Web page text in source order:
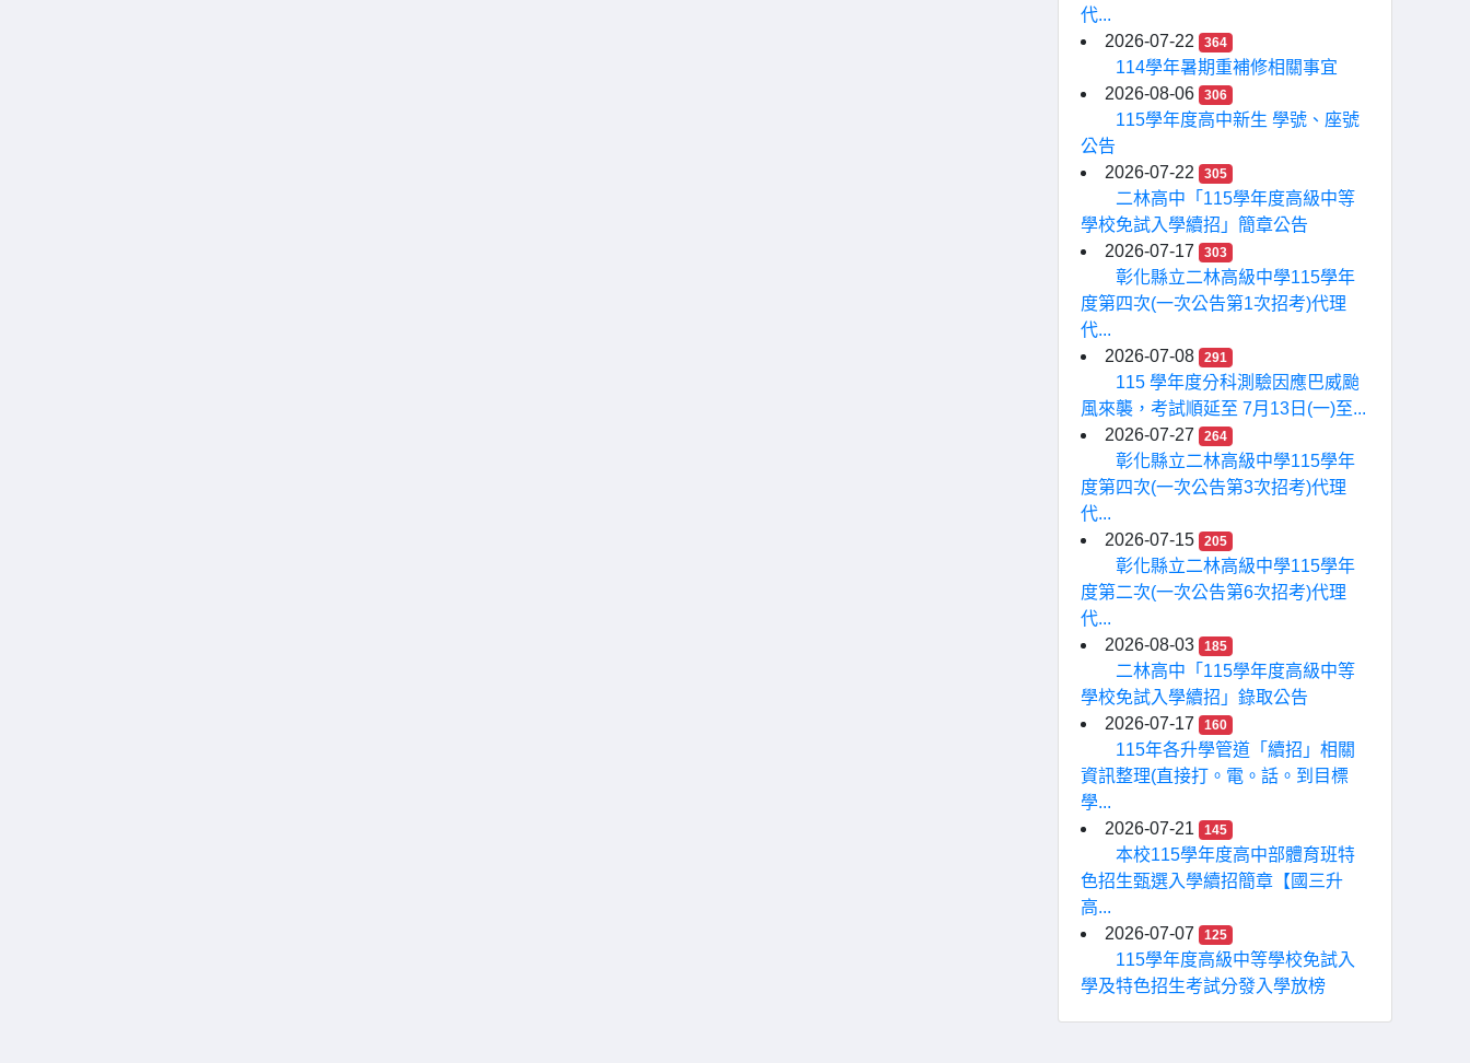
代...
2026-07-22
364
114學年暑期重補修相關事宜
2026-08-06
306
115學年度高中新生 學號、座號
公告
2026-07-22
305
二林高中「115學年度高級中等
學校免試入學續招」簡章公告
2026-07-17
303
彰化縣立二林高級中學115學年
度第四次(一次公告第1次招考)代理
代...
2026-07-08
291
115 學年度分科測驗因應巴威颱
風來襲，考試順延至 7月13日(一)至...
2026-07-27
264
彰化縣立二林高級中學115學年
度第四次(一次公告第3次招考)代理
代...
2026-07-15
205
彰化縣立二林高級中學115學年
度第二次(一次公告第6次招考)代理
代...
2026-08-03
185
二林高中「115學年度高級中等
學校免試入學續招」錄取公告
2026-07-17
160
115年各升學管道「續招」相關
資訊整理(直接打。電。話。到目標
學...
2026-07-21
145
本校115學年度高中部體育班特
色招生甄選入學續招簡章【國三升
高...
2026-07-07
125
115學年度高級中等學校免試入
學及特色招生考試分發入學放榜